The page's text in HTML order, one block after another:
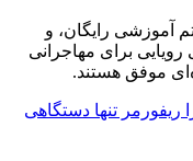
آموزشی رایگان، و
برای مهاجرانی
موفق هستند.